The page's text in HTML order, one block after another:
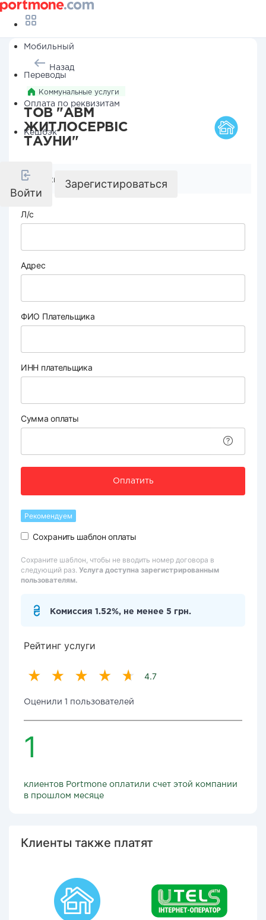
Мобильный
Переводы
Оплата по реквизитам
Кешбэк
Войти
Зарегистироваться
Назад
Коммунальные услуги
ТОВ "АВМ
ЖИТЛОСЕРВІС
ТАУНИ"
Реквизиты компании
Л/с
Адрес
ФИО Плательщика
ИНН плательщика
Сумма оплаты
Оплатить
Рекомендуем
Сохранить шаблон оплаты
Сохраните шаблон, чтобы не вводить номер договора в
следующий раз. Услуга доступна зарегистрированным
пользователям.
Комиссия 1.52%, не менее 5 грн.
Рейтинг услуги
4.7
Оценили 1 пользователей
1
клиентов Portmone оплатили счет этой компании
в прошлом месяце
Клиенты также платят